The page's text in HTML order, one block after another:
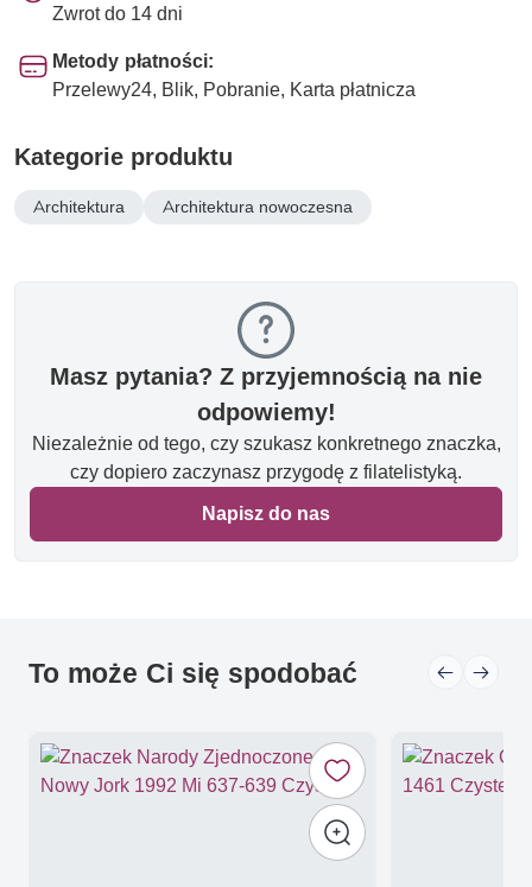
Zwrot do 14 dni
Metody płatności:
Przelewy24, Blik, Pobranie, Karta płatnicza
Kategorie produktu
Architektura Architektura nowoczesna
Masz pytania? Z przyjemnością na nie
odpowiemy!
Niezależnie od tego, czy szukasz konkretnego znaczka,
czy dopiero zaczynasz przygodę z filatelistyką.
Napisz do nas
To może Ci się spodobać